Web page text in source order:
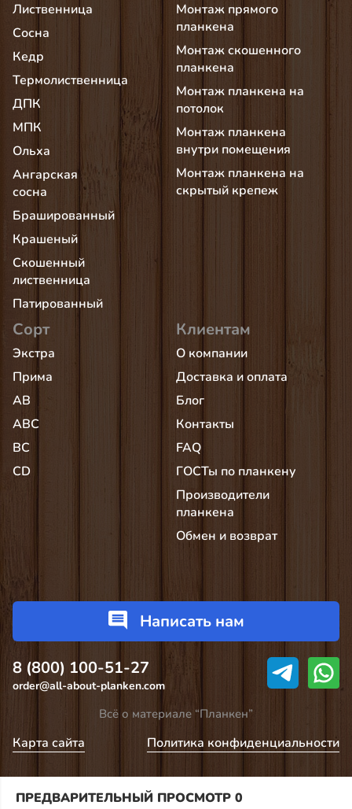
Лиственница
Сосна
Кедр
Термолиственница
ДПК
МПК
Ольха
Ангарская
сосна
Брашированный
Крашеный
Скошенный
лиственница
Патированный
Монтаж прямого
планкена
Монтаж скошенного
планкена
Монтаж планкена на
потолок
Монтаж планкена
внутри помещения
Монтаж планкена на
скрытый крепеж
Сорт
Экстра
Прима
AB
АВС
BC
CD
Клиентам
О компании
Доставка и оплата
Блог
Контакты
FAQ
ГОСТы по планкену
Производители
планкена
Обмен и возврат
Написать нам
8 (800) 100-51-27
order@all-about-planken.com
Всё о материале “Планкен”
Карта сайта Политика конфиденциальности
ПРЕДВАРИТЕЛЬНЫЙ ПРОСМОТР 0